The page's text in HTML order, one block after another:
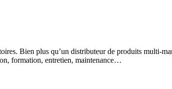
Bien plus qu’un distributeur de produits multi-
formation, entretien, maintenance…